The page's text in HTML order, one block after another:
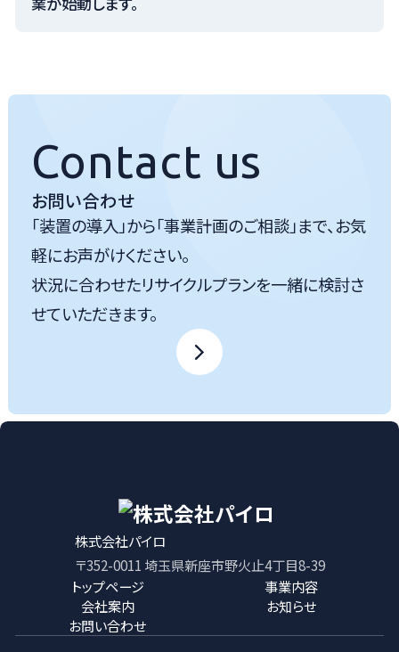
Contact us
お問い合わせ
「装置の導入」から「事業計画のご相談」まで、お気
軽にお声がけください。
状況に合わせたリサイクルプランを一緒に検討さ
せていただきます。
株式会社パイロ
〒352-0011 埼玉県新座市野火止4丁目8-39
トップページ
事業内容
会社案内
お知らせ
お問い合わせ